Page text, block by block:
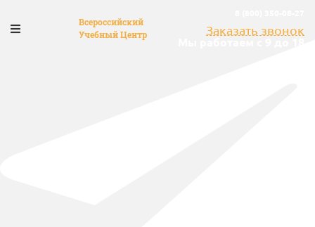
Всероссийский
Учебный Центр
Заказать звонок